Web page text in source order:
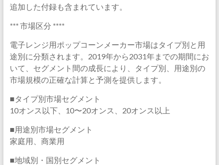
追加した付録も含まれています。
*** 市場区分 ****
電子レンジ用ポップコーンメーカー市場はタイプ別と用
途別に分類されます。2019年から2031年までの期間にお
いて、セグメント間の成長により、タイプ別、用途別の
市場規模の正確な計算と予測を提供します。
■タイプ別市場セグメント
10オンス以下、10〜20オンス、20オンス以上
■用途別市場セグメント
家庭用、商業用
■地域別・国別セグメント